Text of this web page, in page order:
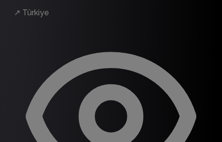
↗ Türkiye